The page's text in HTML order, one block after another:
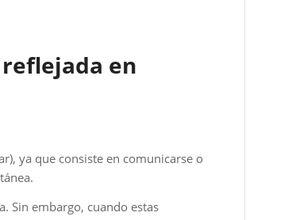
en
ya que consiste en comunicarse o
Sin embargo, cuando estas